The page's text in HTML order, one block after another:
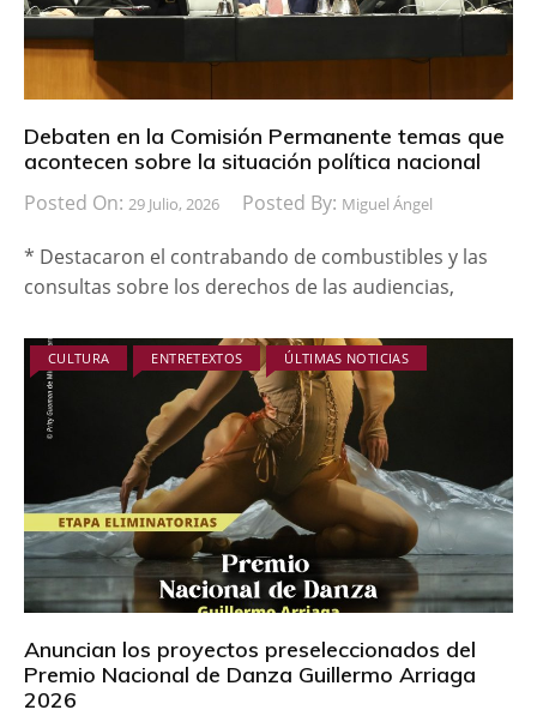
Debaten en la Comisión Permanente temas que
acontecen sobre la situación política nacional
Posted On: 29 Julio, 2026 Posted By: Miguel Ángel
* Destacaron el contrabando de combustibles y las
consultas sobre los derechos de las audiencias,
CULTURA ENTRETEXTOS ÚLTIMAS NOTICIAS
Anuncian los proyectos preseleccionados del
Premio Nacional de Danza Guillermo Arriaga
2026